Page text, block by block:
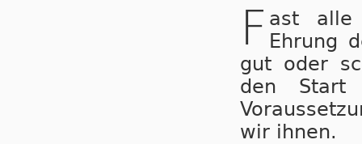
F ast alle
Ehrung
gut oder
den Start
wir ihnen.